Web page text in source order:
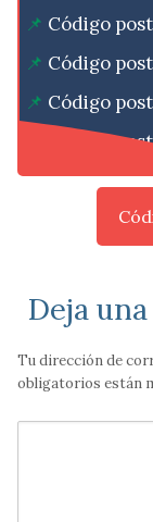
Código
Código
Código
Código
Deja
Tu dirección de
obligatorios están